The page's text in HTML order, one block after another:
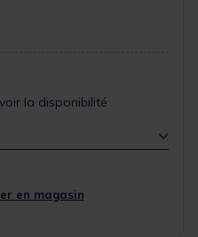
la disponibilité
en magasin